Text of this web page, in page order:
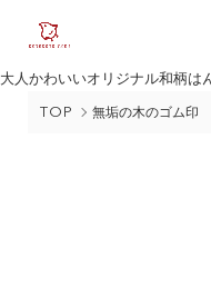
大人かわいいオリジナル和柄は
TOP 無垢の木のゴム印